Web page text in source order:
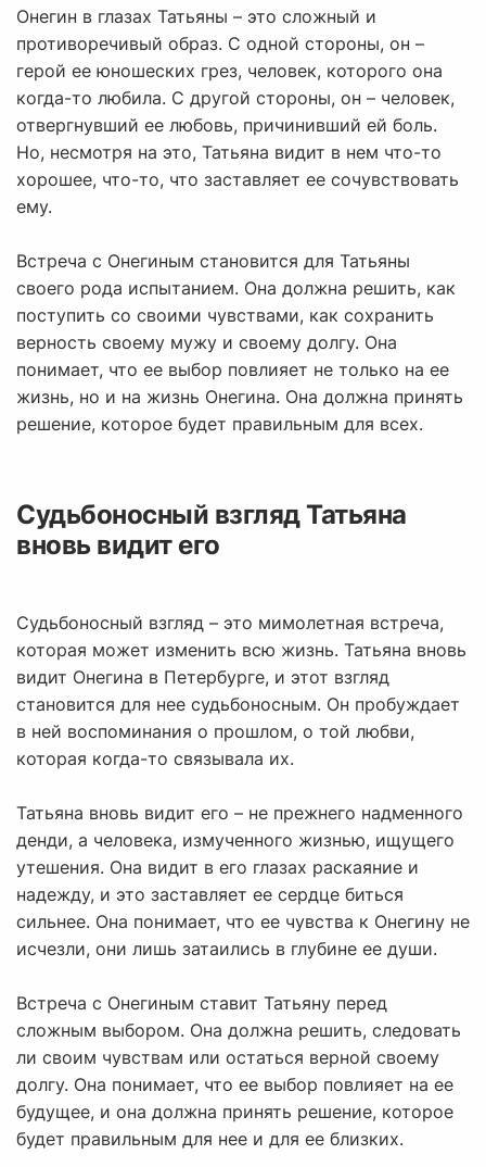
Онегин в глазах Татьяны – это сложный и
противоречивый образ. С одной стороны, он –
герой ее юношеских грез, человек, которого она
когда-то любила. С другой стороны, он – человек,
отвергнувший ее любовь, причинивший ей боль.
Но, несмотря на это, Татьяна видит в нем что-то
хорошее, что-то, что заставляет ее сочувствовать
ему.
Встреча с Онегиным становится для Татьяны
своего рода испытанием. Она должна решить, как
поступить со своими чувствами, как сохранить
верность своему мужу и своему долгу. Она
понимает, что ее выбор повлияет не только на ее
жизнь, но и на жизнь Онегина. Она должна принять
решение, которое будет правильным для всех.
Судьбоносный взгляд Татьяна
вновь видит его
Судьбоносный взгляд – это мимолетная встреча,
которая может изменить всю жизнь. Татьяна вновь
видит Онегина в Петербурге, и этот взгляд
становится для нее судьбоносным. Он пробуждает
в ней воспоминания о прошлом, о той любви,
которая когда-то связывала их.
Татьяна вновь видит его – не прежнего надменного
денди, а человека, измученного жизнью, ищущего
утешения. Она видит в его глазах раскаяние и
надежду, и это заставляет ее сердце биться
сильнее. Она понимает, что ее чувства к Онегину не
исчезли, они лишь затаились в глубине ее души.
Встреча с Онегиным ставит Татьяну перед
сложным выбором. Она должна решить, следовать
ли своим чувствам или остаться верной своему
долгу. Она понимает, что ее выбор повлияет на ее
будущее, и она должна принять решение, которое
будет правильным для нее и для ее близких.